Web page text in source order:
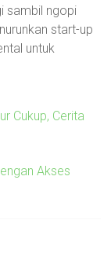
sambil ngopi
start-up
untuk
Cukup, Cerita
Akses